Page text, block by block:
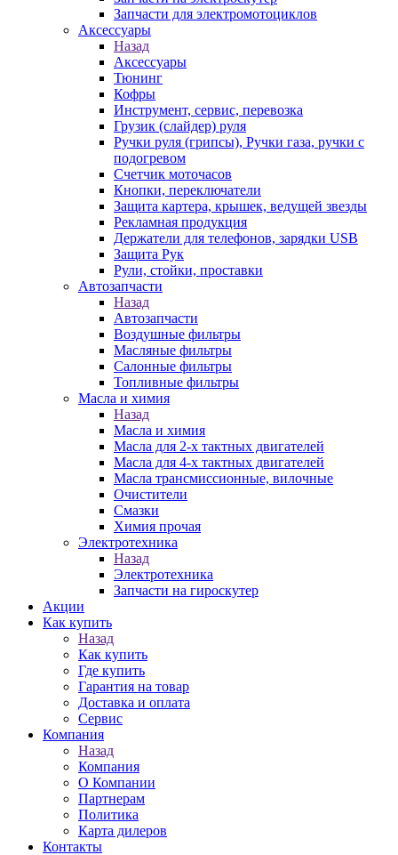
Запчасти для электромотоциклов
Аксессуары
Назад
Аксессуары
Тюнинг
Кофры
Инструмент, сервис, перевозка
Грузик (слайдер) руля
Ручки руля (грипсы), Ручки газа, ручки с
подогревом
Счетчик моточасов
Кнопки, переключатели
Защита картера, крышек, ведущей звезды
Рекламная продукция
Держатели для телефонов, зарядки USB
Защита Рук
Рули, стойки, проставки
Автозапчасти
Назад
Автозапчасти
Воздушные фильтры
Масляные фильтры
Салонные фильтры
Топливные фильтры
Масла и химия
Назад
Масла и химия
Масла для 2-х тактных двигателей
Масла для 4-х тактных двигателей
Масла трансмиссионные, вилочные
Очистители
Смазки
Химия прочая
Электротехника
Назад
Электротехника
Запчасти на гироскутер
Акции
Как купить
Назад
Как купить
Где купить
Гарантия на товар
Доставка и оплата
Сервис
Компания
Назад
Компания
О Компании
Партнерам
Политика
Карта дилеров
Контакты